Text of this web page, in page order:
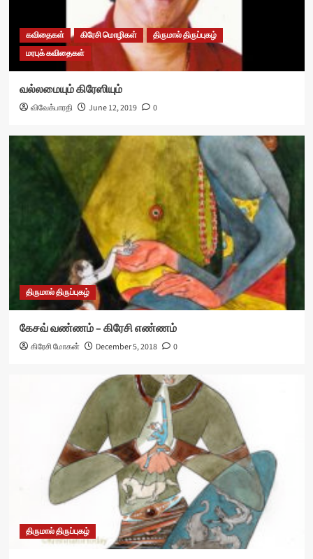
கவிதைகள் கிரேசி மொழிகள்
திருமால் திருப்புகழ்
மரபுக் கவிதைகள்
வல்லமையும் கிரேஸியும்
விவேக்பாரதி June 12, 2019 0
திருமால் திருப்புகழ்
கேசவ் வண்ணம் – கிரேசி எண்ணம்
கிரேசி மோகன் December 5, 2018 0
திருமால் திருப்புகழ்